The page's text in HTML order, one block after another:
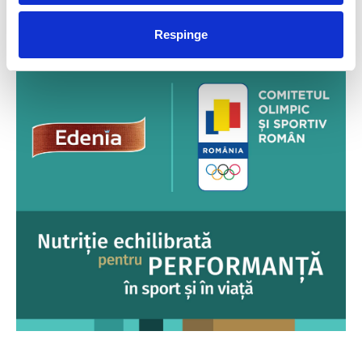
Respinge
FUELLED BY